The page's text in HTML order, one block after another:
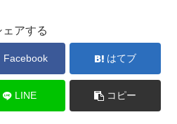
ェアする
Facebook はてブ
LINE コピー